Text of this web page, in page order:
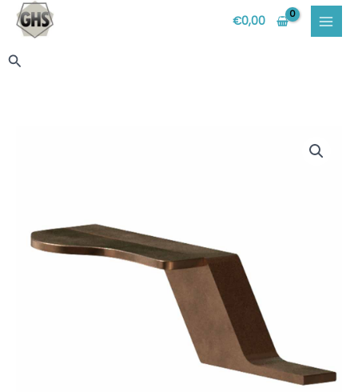
contenuto
€0,00
Cerca